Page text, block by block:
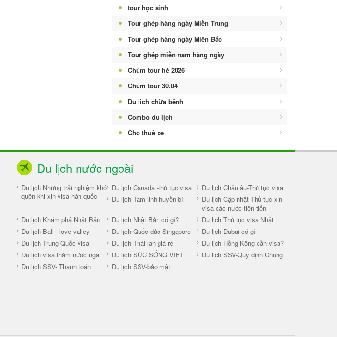
tour học sinh
Tour ghép hàng ngày Miền Trung
Tour ghép hàng ngày Miền Bắc
Tour ghép miền nam hàng ngày
Chùm tour hè 2026
Chùm tour 30.04
Du lịch chữa bệnh
Combo du lịch
Cho thuê xe
Du lịch nước ngoài
Du lịch Những trải nghiệm khó
quên khi xin visa hàn quốc
Du lịch Canada -thủ tục visa
Du lịch Châu âu-Thủ tục visa
Du lịch Tâm linh huyền bí
Du lịch Cập nhật Thủ tục xin
visa các nước tiên tiến
Du lịch Khám phá Nhật Bản
Du lịch Nhật Bản có gì?
Du lịch Thủ tục visa Nhật
Du lịch Bali - love valley
Du lịch Quốc đảo Singapore
Du lịch Dubai có gì
Du lịch Trung Quốc-visa
Du lịch Thái lan giá rẻ
Du lịch Hồng Kông cần visa?
Du lịch visa thăm nước nga
Du lịch SỨC SỐNG VIỆT
Du lịch SSV-Quy định Chung
Du lịch SSV- Thanh toán
Du lịch SSV-bảo mật